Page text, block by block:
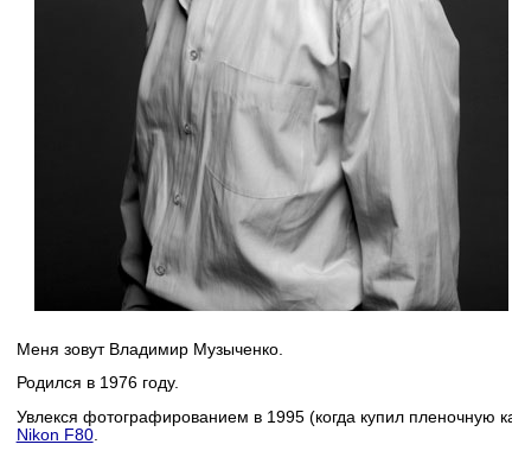
Меня зовут Владимир Музыченко.
Родился в 1976 году.
Увлекся фотографированием в 1995 (когда купил пленочную
Nikon F80.